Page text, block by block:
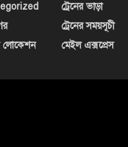
লোকেশন
ট্রেনের ভাড়া
ট্রেনের সময়সূচী
মেইল এক্সপ্রেস